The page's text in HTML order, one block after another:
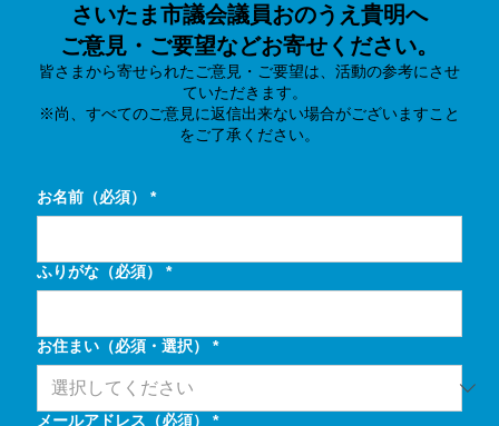
お名前（必須） *
ふりがな（必須） *
お住まい（必須・選択） *
メールアドレス（必須） *
さいたま市議会議員おのうえ貴明へ
ご意見・ご要望などお寄せください。
皆さまから寄せられたご意見・ご要望は、活動の参考にさせ
ていただきます。
※尚、すべてのご意見に返信出来ない場合がございますこと
をご了承ください。